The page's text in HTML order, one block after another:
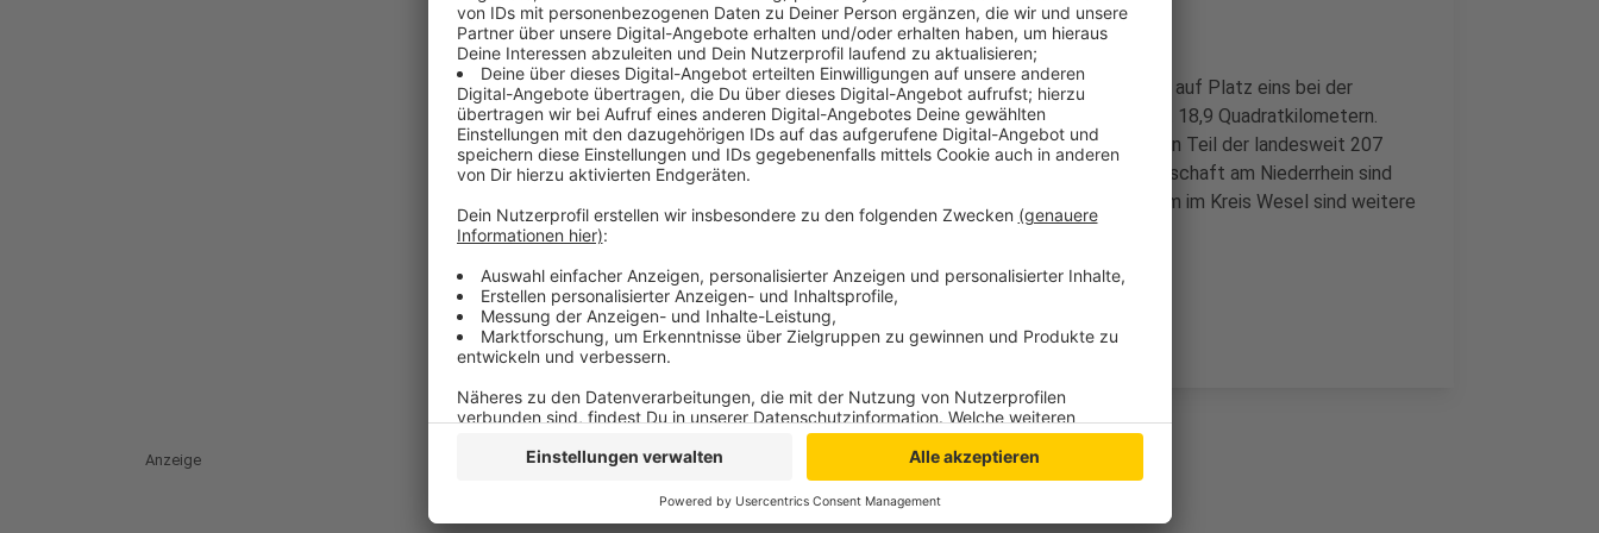
Mit knapp 26 Quadratkilometern liegt der Kreis Wesel landesweit auf Platz eins bei der
Gesamtfläche aller Seen. Direkt dahinter folgt der Kreis Kleve mit 18,9 Quadratkilometern.
Gemeinsam machen die beiden Niederrheinkreise einen erheblichen Teil der landesweit 207
Quadratkilometer Seefläche aus. Grund für die wasserreiche Landschaft am Niederrhein sind
vor allem zahlreiche Baggerseen. In mehreren Kommunen vor allem im Kreis Wesel sind weitere
Auskiesungen geplant oder bereits im Gange.
Anzeige
Anzeige